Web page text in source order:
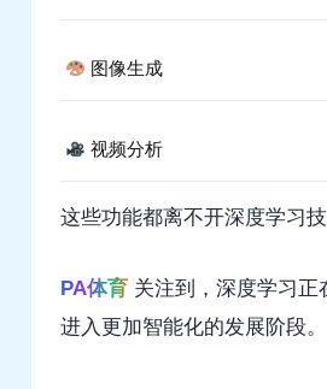
图像生成
视频分析
这些功能都离不开深度学习技
PA体育 关注到，深度学习正
进入更加智能化的发展阶段。